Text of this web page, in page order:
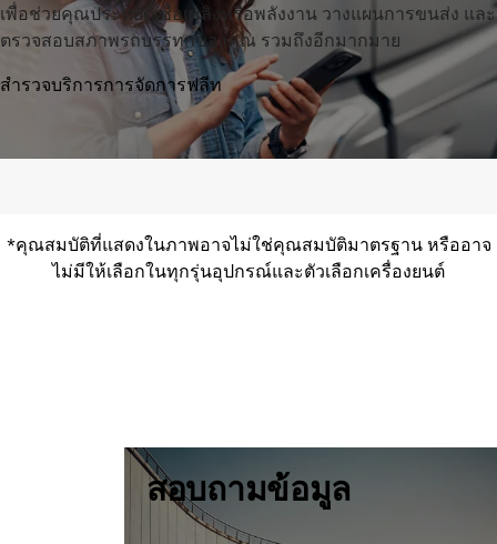
เพื่อช่วยคุณประหยัดเชื้อเพลิงหรือพลังงาน วางแผนการขนส่ง และ
ตรวจสอบสภาพรถบรรทุกของคุณ รวมถึงอีกมากมาย
สำรวจบริการการจัดการฟลีท
*คุณสมบัติที่แสดงในภาพอาจไม่ใช่คุณสมบัติมาตรฐาน หรืออาจ
ไม่มีให้เลือกในทุกรุ่นอุปกรณ์และตัวเลือกเครื่องยนต์
สอบถามข้อมูล